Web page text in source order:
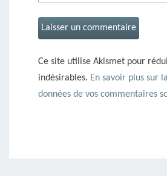
Ce site utilise Akismet pour
indésirables. En savoir plus sur
données de vos commentaires